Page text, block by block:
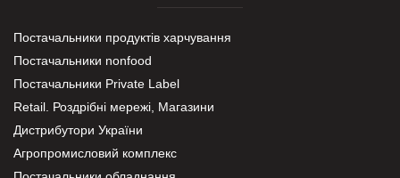
Постачальники продуктів харчування
Постачальники nonfood
Постачальники Private Label
Retail. Роздрібні мережі, Магазини
Дистрибутори України
Агропромисловий комплекс